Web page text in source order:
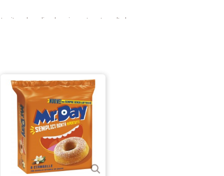
sito e devo dire che mi sono trovata molto bene per
ed…
è arrivato in pochissimo tempo ed era perfetto
Sono molto soddisfatta dell'acquisto e
su questo sito perchè li ho trovati molto professionali